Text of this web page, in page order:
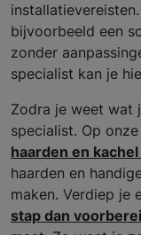
bijvoorbeeld een
zonder
specialist kan je
Zodra je weet wat
specialist. Op
haarden en
haarden en
maken. Verdiep je
stap dan